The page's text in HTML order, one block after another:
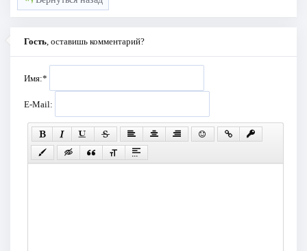
Гость , оставишь комментарий?
Имя:*
E-Mail: